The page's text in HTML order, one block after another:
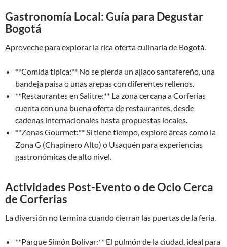
Gastronomía Local: Guía para Degustar
Bogotá
Aproveche para explorar la rica oferta culinaria de Bogotá.
**Comida típica:** No se pierda un ajiaco santafereño, una
bandeja paisa o unas arepas con diferentes rellenos.
**Restaurantes en Salitre:** La zona cercana a Corferias
cuenta con una buena oferta de restaurantes, desde
cadenas internacionales hasta propuestas locales.
**Zonas Gourmet:** Si tiene tiempo, explore áreas como la
Zona G (Chapinero Alto) o Usaquén para experiencias
gastronómicas de alto nivel.
Actividades Post-Evento o de Ocio Cerca
de Corferias
La diversión no termina cuando cierran las puertas de la feria.
**Parque Simón Bolívar:** El pulmón de la ciudad, ideal para